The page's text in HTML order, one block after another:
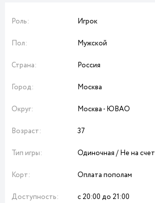
Роль: Игрок
Пол: Мужской
Страна: Россия
Город: Москва
Округ: Москва - ЮВАО
Возраст: 37
Тип игры: Одиночная / Не на счет
Корт: Оплата пополам
Доступность: с 20:00 до 21:00